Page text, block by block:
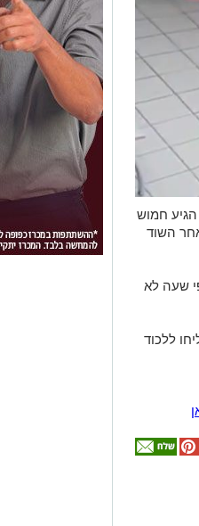
הגיע חמוש
השוד
שעה לא
ללכוד